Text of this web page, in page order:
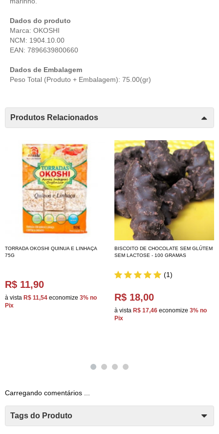
Dados do produto
Marca: OKOSHI
NCM: 1904.10.00
EAN: 7896639800660
Dados de Embalagem
Peso Total (Produto + Embalagem): 75.00(gr)
Produtos Relacionados
TORRADA OKOSHI QUINUA E LINHAÇA
75G
R$ 11,90
à vista R$ 11,54 economize 3% no
Pix
BISCOITO DE CHOCOLATE SEM GLÚTEM
SEM LACTOSE - 100 GRAMAS
(1)
R$ 18,00
à vista R$ 17,46 economize 3% no
Pix
Carregando comentários ...
Tags do Produto